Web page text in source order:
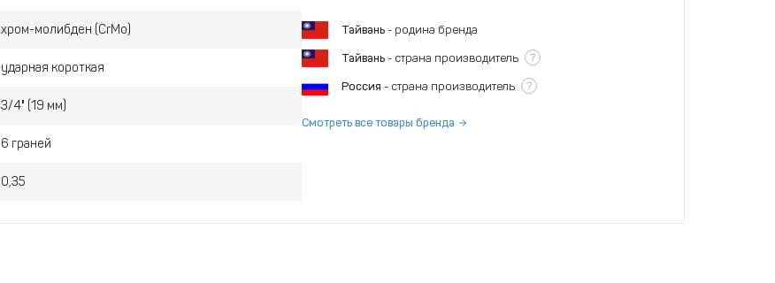
хром-молибден (CrMo)
ударная короткая
3/4" (19 мм)
6 граней
0,35
Тайвань - родина бренда
Тайвань - страна производитель ?
Россия - страна производитель ?
Смотреть все товары бренда